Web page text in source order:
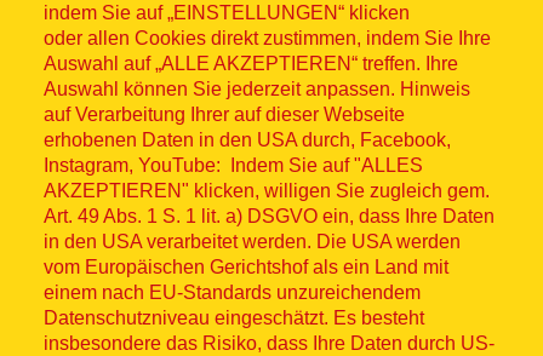
indem Sie auf „EINSTELLUNGEN“ klicken
oder allen Cookies direkt zustimmen, indem Sie Ihre
Auswahl auf „ALLE AKZEPTIEREN“ treffen. Ihre
Auswahl können Sie jederzeit anpassen. Hinweis
auf Verarbeitung Ihrer auf dieser Webseite
erhobenen Daten in den USA durch, Facebook,
Instagram, YouTube: Indem Sie auf "ALLES
AKZEPTIEREN" klicken, willigen Sie zugleich gem.
Art. 49 Abs. 1 S. 1 lit. a) DSGVO ein, dass Ihre Daten
in den USA verarbeitet werden. Die USA werden
vom Europäischen Gerichtshof als ein Land mit
einem nach EU-Standards unzureichendem
Datenschutzniveau eingeschätzt. Es besteht
insbesondere das Risiko, dass Ihre Daten durch US-
© ASB 2026
Fußzeilenmenü
Impressum
Datenschutz
Kontakt
Hinweisgebersystem